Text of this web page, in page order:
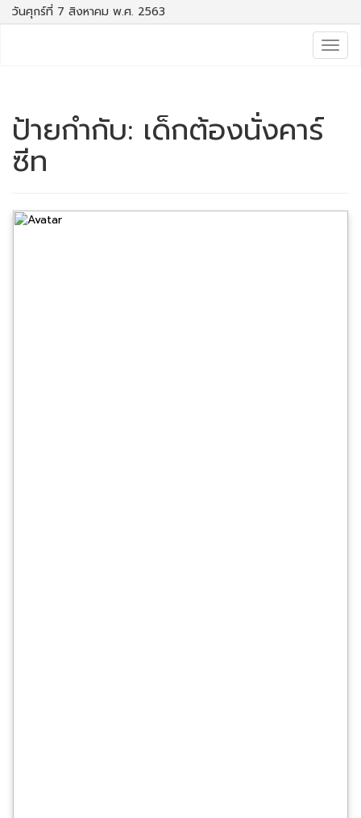
วันศุกร์ที่ 7 สิงหาคม พ.ศ. 2563
ป้ายกำกับ: เด็กต้องนั่งคาร์
ซีท